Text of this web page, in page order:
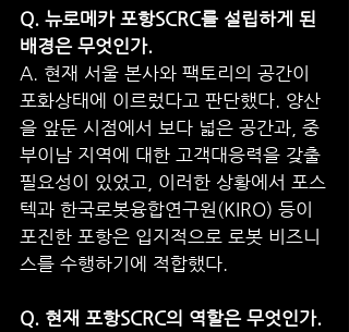
Q. 뉴로메카 포항SCRC를 설립하게 된
배경은 무엇인가.
A. 현재 서울 본사와 팩토리의 공간이
포화상태에 이르렀다고 판단했다. 양산
을 앞둔 시점에서 보다 넓은 공간과, 중
부이남 지역에 대한 고객대응력을 갖출
필요성이 있었고, 이러한 상황에서 포스
텍과 한국로봇융합연구원(KIRO) 등이
포진한 포항은 입지적으로 로봇 비즈니
스를 수행하기에 적합했다.
Q. 현재 포항SCRC의 역할은 무엇인가.